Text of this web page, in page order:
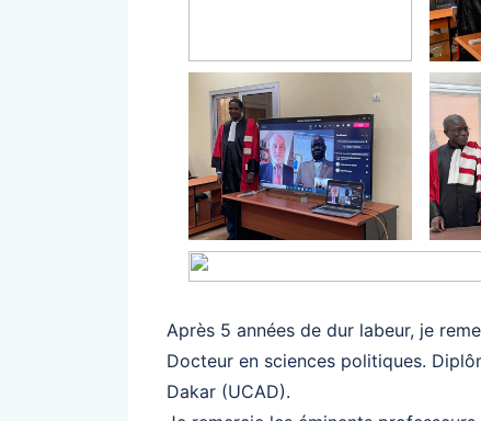
Après 5 années de dur labeur, je
Docteur en sciences politiques.
Dakar (UCAD).